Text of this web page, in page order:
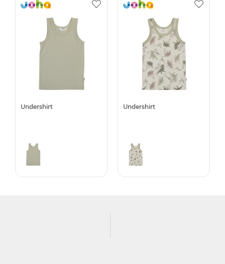
Undershirt Undershirt